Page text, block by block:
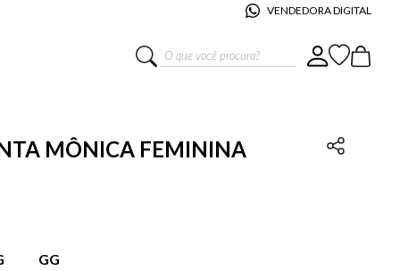
VENDEDORA DIGITAL
O que você procura?
MÔNICA FEMININA
GG